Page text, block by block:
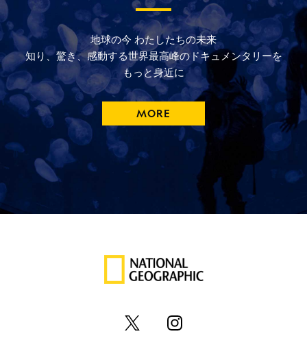
地球の今 わたしたちの未来
知り、驚き、感動する世界最高峰のドキュメンタリーを
もっと身近に
MORE